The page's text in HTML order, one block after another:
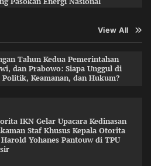
View All
Tahun Kedua Pemerintahan
dan Prabowo: Siapa Unggul di
Keamanan, dan Hukum?
IKN Gelar Upacara Kedinasan
Staf Khusus Kepala Otorita
Yohanes Pantouw di TPU